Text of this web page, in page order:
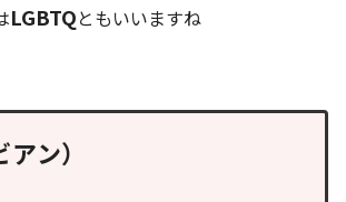
LGBTQともいいますね
アン）